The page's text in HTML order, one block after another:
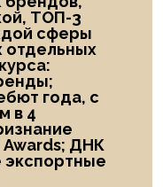
ТОП-3
сферы
отдельных
года, с
в 4
Awards; ДНК